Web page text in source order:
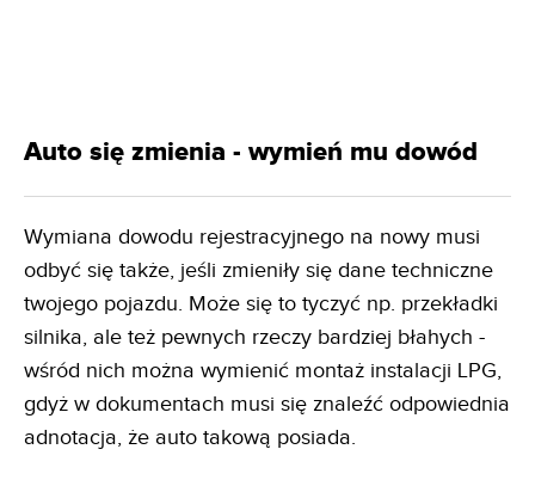
Auto się zmienia - wymień mu dowód
Wymiana dowodu rejestracyjnego na nowy musi
odbyć się także, jeśli zmieniły się dane techniczne
twojego pojazdu. Może się to tyczyć np. przekładki
silnika, ale też pewnych rzeczy bardziej błahych -
wśród nich można wymienić montaż instalacji LPG,
gdyż w dokumentach musi się znaleźć odpowiednia
adnotacja, że auto takową posiada.